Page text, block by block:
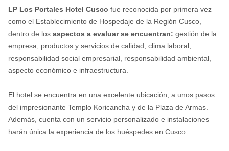
LP Los Portales Hotel Cusco fue reconocida por primera vez
como el Establecimiento de Hospedaje de la Región Cusco,
dentro de los aspectos a evaluar se encuentran: gestión de la
empresa, productos y servicios de calidad, clima laboral,
responsabilidad social empresarial, responsabilidad ambiental,
aspecto económico e infraestructura.
El hotel se encuentra en una excelente ubicación, a unos pasos
del impresionante Templo Koricancha y de la Plaza de Armas.
Además, cuenta con un servicio personalizado e instalaciones
harán única la experiencia de los huéspedes en Cusco.